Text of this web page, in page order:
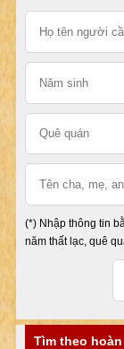
(*) Nhập thông tin
năm thất lạc, quê
Tìm theo